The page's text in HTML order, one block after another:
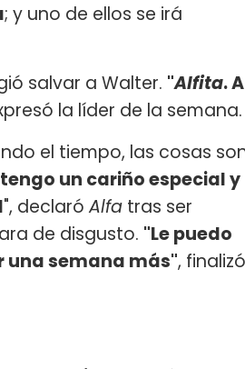
; y uno de ellos se irá
salvar a Walter. "Alfita. A
la líder de la semana.
el tiempo, las cosas
un cariño especial y
", declaróAlfa tras ser
de disgusto. "Le puedo
una semana más", finalizó